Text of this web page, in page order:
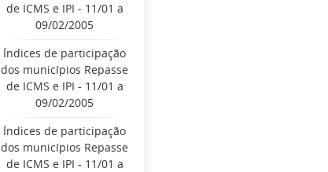
de ICMS e IPI - 11/01 a
09/02/2005
Índices de participação
dos municípios Repasse
de ICMS e IPI - 11/01 a
09/02/2005
Índices de participação
dos municípios Repasse
de ICMS e IPI - 11/01 a